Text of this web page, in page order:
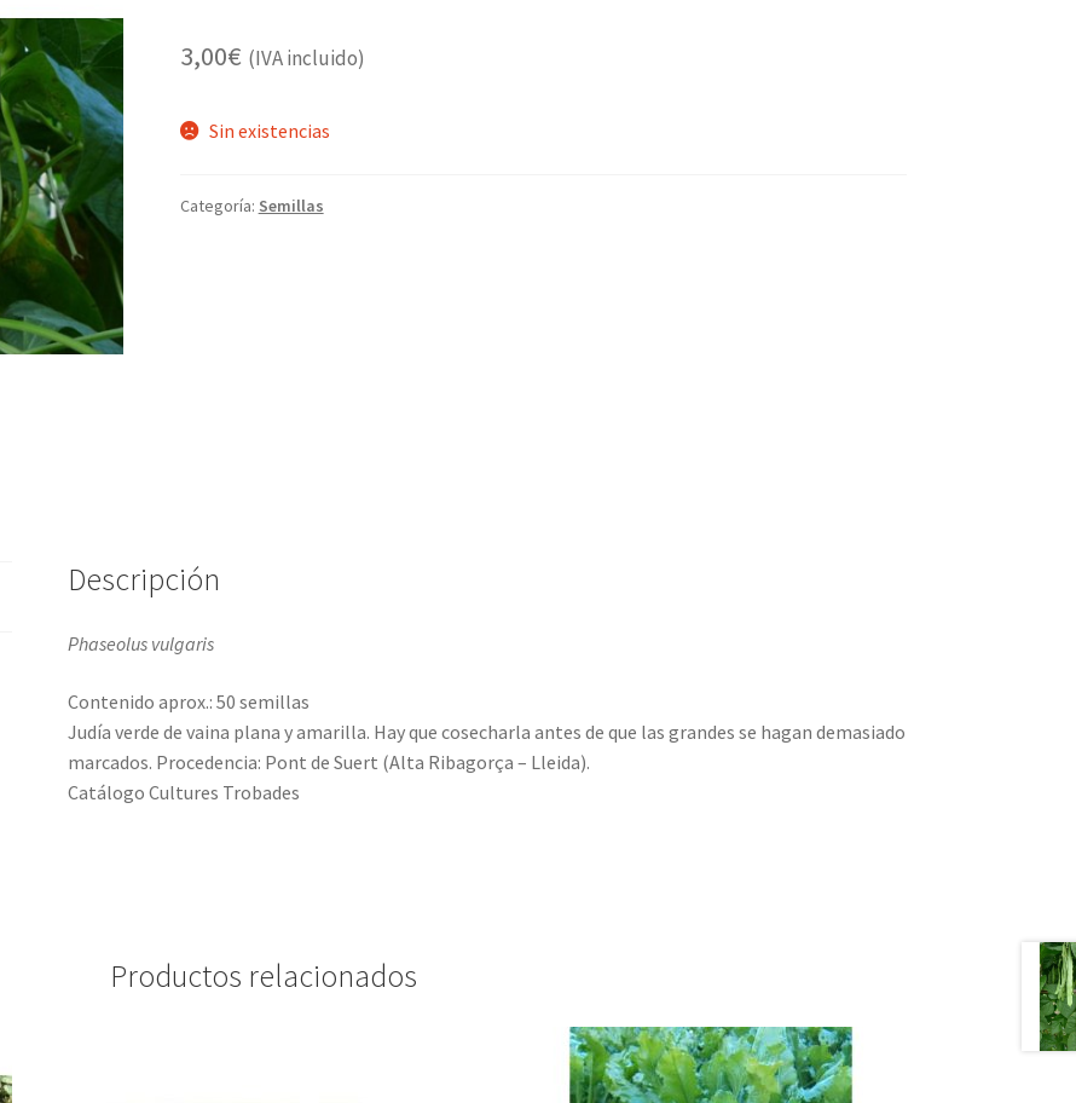
3,00€ (IVA incluido)
Sin existencias
Categoría: Semillas
Descripción
Phaseolus vulgaris
Contenido aprox.: 50 semillas
Judía verde de vaina plana y amarilla. Hay que cosecharla antes de que las grandes se hagan demasiado
marcados. Procedencia: Pont de Suert (Alta Ribagorça – Lleida).
Catálogo Cultures Trobades
Productos relacionados